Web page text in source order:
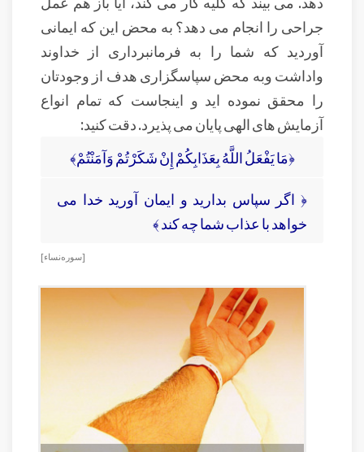
جراحی را انجام می دهد؟ به محض این که ایمانی
آوردید که شما را به فرمانبرداری از خداوند
واداشت وبه محض سپاسگزاری هدف از وجودتان
را محقق نموده اید و اینجاست که تمام انواع
آزمایش های الهی پایان می پذیرد. دقت کنید:
﴿مَا يَفْعَلُ اللَّهُ بِعَذَابِكُمْ إِنْ شَكَرْتُمْ وَآمَنْتُمْ﴾
﴿ اگر سپاس بداريد و ايمان آوريد خدا مى‏
خواهد با عذاب شما چه كند ﴾
[ سوره نساء ]